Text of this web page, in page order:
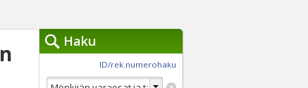
Haku
» ID/rek.numerohaku